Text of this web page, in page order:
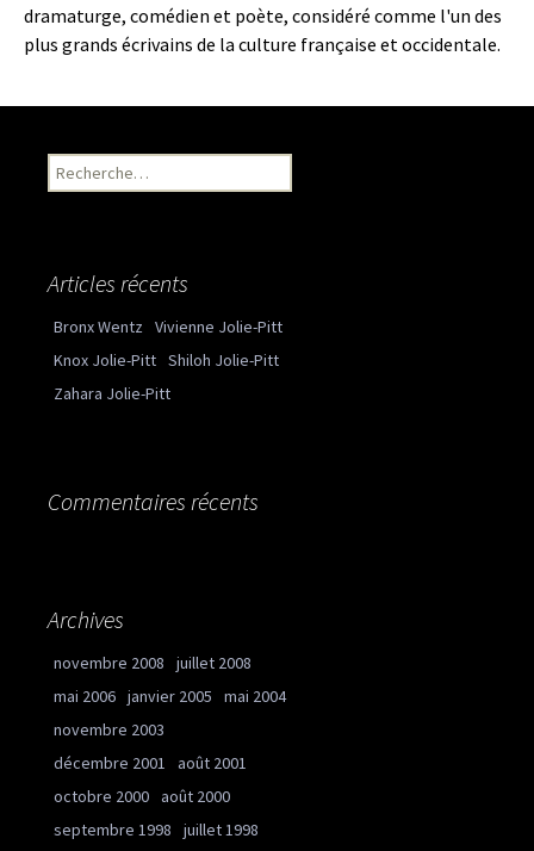
dramaturge, comédien et poète, considéré comme l'un des
plus grands écrivains de la culture française et occidentale.
Recherche pour :
Articles récents
Bronx Wentz Vivienne Jolie-Pitt
Knox Jolie-Pitt Shiloh Jolie-Pitt
Zahara Jolie-Pitt
Commentaires récents
Archives
novembre 2008
juillet 2008
mai 2006 janvier 2005
mai 2004
novembre 2003
décembre 2001
août 2001
octobre 2000 août 2000
septembre 1998
juillet 1998